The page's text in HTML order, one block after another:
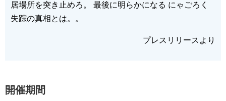
居場所を突き⽌めろ。 最後に明らかになる にゃごろく
失踪の真相とは。。
プレスリリースより
開催期間